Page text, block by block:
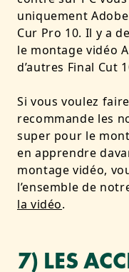
uniquement
Cur Pro 10. Il y a
le montage vidéo
d’autres Final Cut
Si vous voulez
recommande les
super pour le
en apprendre
montage vidéo,
l’ensemble de
la vidéo.
7) LES